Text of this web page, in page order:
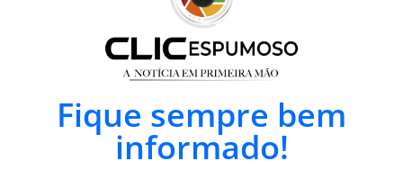
Fique sempre bem
informado!